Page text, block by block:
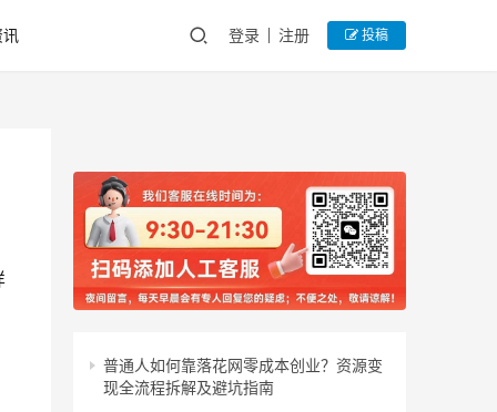
讯 登录 注册 投稿
普通人如何靠落花网零成本创业？资源变
现全流程拆解及避坑指南